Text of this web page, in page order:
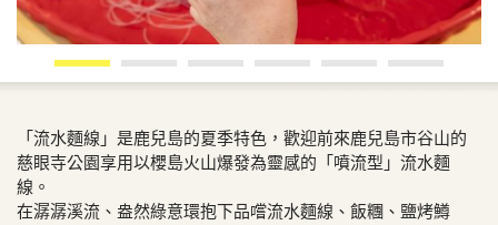
「流水麵線」是鹿兒島的夏季特色，歡迎前來鹿兒島市谷山的
慈眼寺公園享用以櫻島火山爆發為靈感的「噴流型」流水麵
線。
在潺潺溪流、盎然綠意環抱下品嚐流水麵線、飯糰、鹽烤鱒